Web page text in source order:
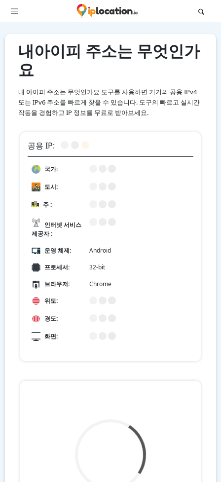
내아이피 주소는 무엇인가
요
내 아이피 주소는 무엇인가요 도구를 사용하면 기기의 공용 IPv4
또는 IPv6 주소를 빠르게 찾을 수 있습니다. 도구의 빠르고 실시간
작동을 경험하고 IP 정보를 무료로 받아보세요.
공용 IP:
국가:
도시:
주 :
인터넷 서비스
제공자 :
운영 체제:
Android
프로세서:
32-bit
브라우저:
Chrome
위도:
경도:
화면: